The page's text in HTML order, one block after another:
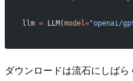
llm = LLM(model="openai/
ダウンロードは流石にしばら